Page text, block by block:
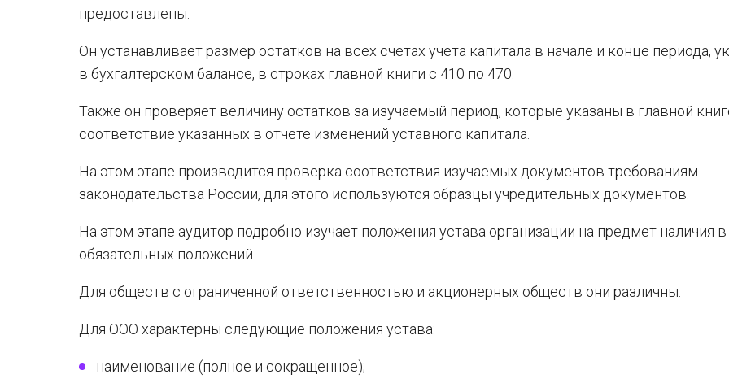
предоставлены.
Он устанавливает размер остатков на всех счетах учета капитала в начале и конце периода,
в бухгалтерском балансе, в строках главной книги с 410 по 470.
Также он проверяет величину остатков за изучаемый период, которые указаны в главной
соответствие указанных в отчете изменений уставного капитала.
На этом этапе производится проверка соответствия изучаемых документов требованиям
законодательства России, для этого используются образцы учредительных документов.
На этом этапе аудитор подробно изучает положения устава организации на предмет наличия
обязательных положений.
Для обществ с ограниченной ответственностью и акционерных обществ они различны.
Для ООО характерны следующие положения устава:
наименование (полное и сокращенное);